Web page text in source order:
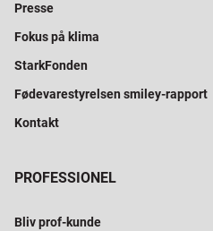
Presse
Fokus på klima
StarkFonden
Fødevarestyrelsen smiley-rapport
Kontakt
PROFESSIONEL
Bliv prof-kunde